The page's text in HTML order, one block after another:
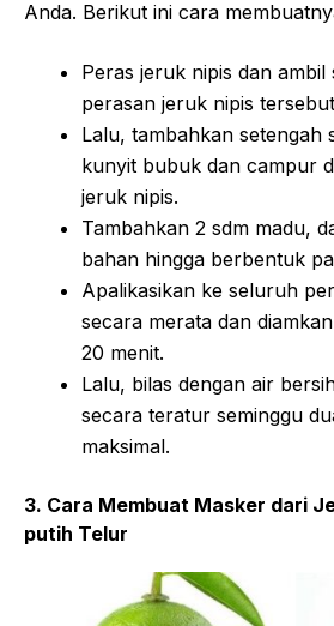
Anda. Berikut ini cara
Peras jeruk nipis dan
perasan jeruk nipis
Lalu, tambahkan setengah
kunyit bubuk dan campur
jeruk nipis.
Tambahkan 2 sdm madu,
bahan hingga berbentuk
Apalikasikan ke seluruh
secara merata dan
20 menit.
Lalu, bilas dengan air
secara teratur seminggu
maksimal.
3. Cara Membuat Masker dari
putih Telur